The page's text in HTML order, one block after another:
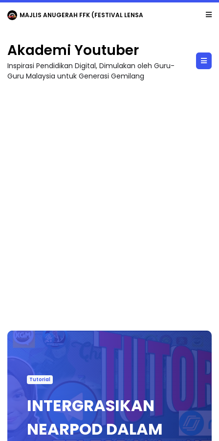
MAJLIS ANUGERAH FFK (FESTIVAL LENSA PENDIDIKAN - FLeP) 2026
Akademi Youtuber
Inspirasi Pendidikan Digital, Dimulakan oleh Guru-
Guru Malaysia untuk Generasi Gemilang
Tutorial
INTERGRASIKAN
NEARPOD DALAM